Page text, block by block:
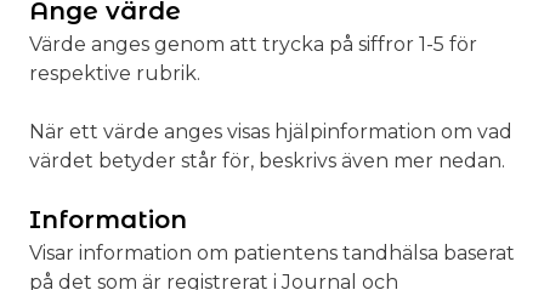
Ange värde
Värde anges genom att trycka på siffror 1-5 för
respektive rubrik.
När ett värde anges visas hjälpinformation om vad
värdet betyder står för, beskrivs även mer nedan.
Information
Visar information om patientens tandhälsa baserat
på det som är registrerat i Journal och